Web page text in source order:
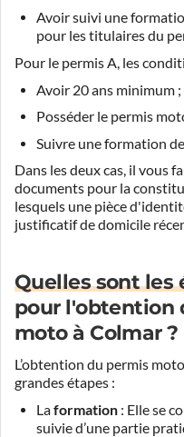
Avoir suivi une
pour les titulaires du
Pour le permis A, les
Avoir 20 ans minimum ;
Posséder le permis
Suivre une formation
Dans les deux cas, il vous
documents pour la
lesquels une pièce
justificatif de domicile
Quelles sont les
pour l'obtention
moto à Colmar ?
L’obtention du permis
grandes étapes :
Laformation : Elle se
suivie d’une partie